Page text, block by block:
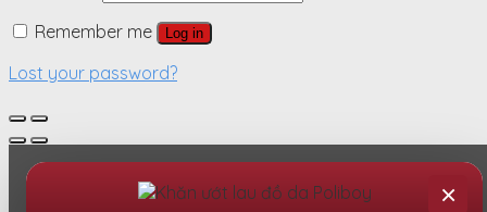
Remember me
Log in
Lost your password?
×